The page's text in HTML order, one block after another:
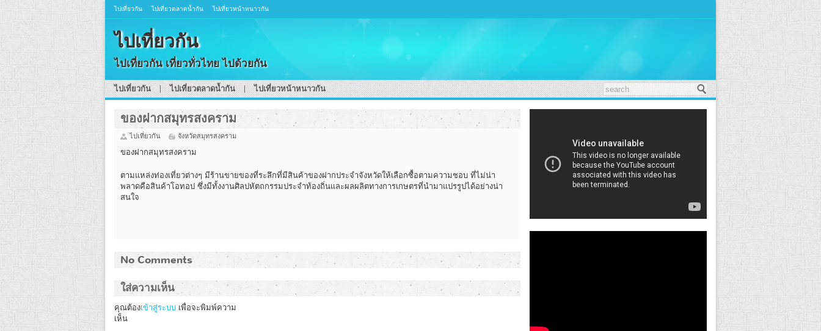
ไปเที่ยวกัน ไปเที่ยวตลาดน้ำกัน ไปเที่ยวหน้าหนาวกัน
ไปเที่ยวกัน
ไปเที่ยวกัน เที่ยวทั่วไทย ไปด้วยกัน
ไปเที่ยวกัน ไปเที่ยวตลาดน้ำกัน ไปเที่ยวหน้าหนาวกัน
ของฝากสมุทรสงคราม
ไปเที่ยวกัน จังหวัดสมุทรสงคราม
ของฝากสมุทรสงคราม
ตามแหล่งท่องเที่ยวต่างๆ มีร้านขายของที่ระลึกที่มีสินค้าของฝากประจำจังหวัดให้เลือกซื้อตามความชอบ ที่ไม่น่า
พลาดคือสินค้าโอทอป ซึ่งมีทั้งงานศิลปหัตถกรรมประจำท้องถิ่นและผลผลิตทางการเกษตรที่นำมาแปรรูปได้อย่างน่า
สนใจ
No Comments
ใส่ความเห็น
คุณต้องเข้าสู่ระบบ เพื่อจะพิมพ์ความ
เห็น